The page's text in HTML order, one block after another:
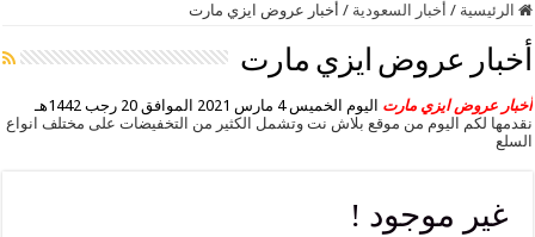
الرئيسية / أخبار السعودية / أخبار عروض ايزي مارت
أخبار عروض ايزي مارت
أخبار عروض ايزي مارت اليوم الخميس 4 مارس 2021 الموافق 20 رجب 1442هـ
نقدمها لكم اليوم من موقع بلاش نت وتشمل الكثير من التخفيضات على مختلف انواع
السلع
غير موجود !